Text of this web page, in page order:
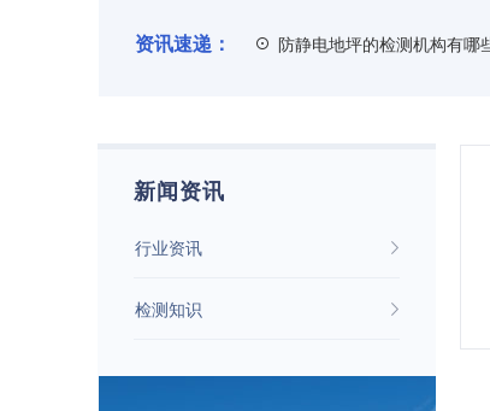
资讯速递： 防静电地坪的检测机构有哪
新闻资讯
行业资讯
检测知识